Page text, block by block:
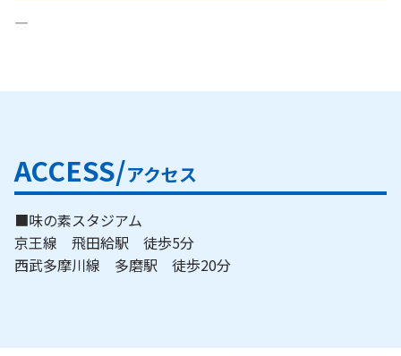
―
ACCESS/アクセス
■味の素スタジアム
京王線 飛田給駅 徒歩5分
西武多摩川線 多磨駅 徒歩20分